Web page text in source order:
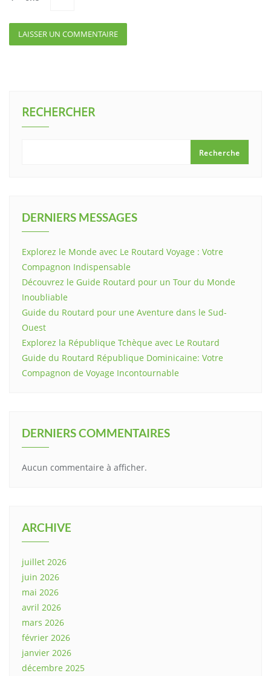
RECHERCHER
Recherche
DERNIERS MESSAGES
Explorez le Monde avec Le Routard Voyage : Votre
Compagnon Indispensable
Découvrez le Guide Routard pour un Tour du Monde
Inoubliable
Guide du Routard pour une Aventure dans le Sud-
Ouest
Explorez la République Tchèque avec Le Routard
Guide du Routard République Dominicaine: Votre
Compagnon de Voyage Incontournable
DERNIERS COMMENTAIRES
Aucun commentaire à afficher.
ARCHIVE
juillet 2026
juin 2026
mai 2026
avril 2026
mars 2026
février 2026
janvier 2026
décembre 2025